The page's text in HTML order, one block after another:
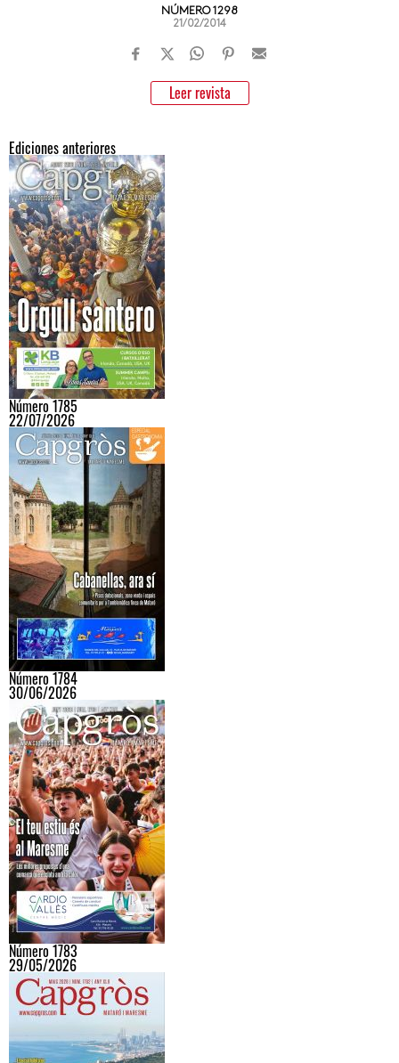
NÚMERO 1298
21/02/2014
Leer revista
Ediciones anteriores
Número 1785
22/07/2026
Número 1784
30/06/2026
Número 1783
29/05/2026